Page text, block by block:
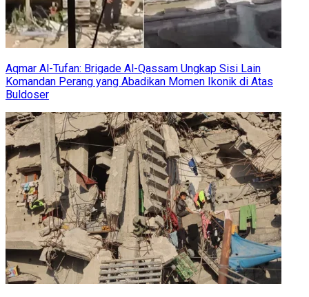
Aqmar Al-Tufan: Brigade Al-Qassam Ungkap Sisi Lain
Komandan Perang yang Abadikan Momen Ikonik di Atas
Buldoser